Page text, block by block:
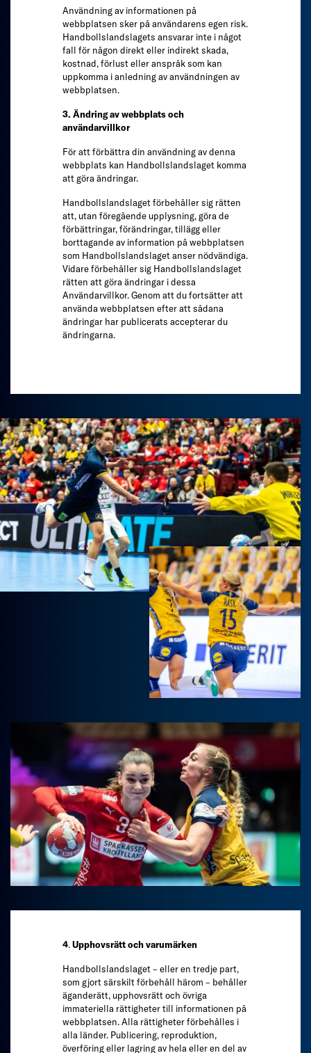
Användning av informationen på
webbplatsen sker på användarens egen risk.
Handbollslandslagets ansvarar inte i något
fall för någon direkt eller indirekt skada,
kostnad, förlust eller anspråk som kan
uppkomma i anledning av användningen av
webbplatsen.
3. Ändring av webbplats och
användarvillkor
För att förbättra din användning av denna
webbplats kan Handbollslandslaget komma
att göra ändringar.
Handbollslandslaget förbehåller sig rätten
att, utan föregående upplysning, göra de
förbättringar, förändringar, tillägg eller
borttagande av information på webbplatsen
som Handbollslandslaget anser nödvändiga.
Vidare förbehåller sig Handbollslandslaget
rätten att göra ändringar i dessa
Användarvillkor. Genom att du fortsätter att
använda webbplatsen efter att sådana
ändringar har publicerats accepterar du
ändringarna.
4.Upphovsrätt och varumärken
Handbollslandslaget – eller en tredje part,
som gjort särskilt förbehåll härom – behåller
äganderätt, upphovsrätt och övriga
immateriella rättigheter till informationen på
webbplatsen. Alla rättigheter förbehålles i
alla länder. Publicering, reproduktion,
överföring eller lagring av hela eller en del av